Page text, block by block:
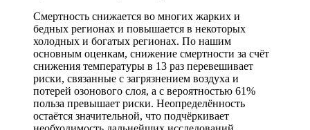
Смертность снижается во многих жарких и
бедных регионах и повышается в некоторых
холодных и богатых регионах. По нашим
основным оценкам, снижение смертности за счёт
снижения температуры в 13 раз перевешивает
риски, связанные с загрязнением воздуха и
потерей озонового слоя, а с вероятностью 61%
польза превышает риски. Неопределённость
остаётся значительной, что подчёркивает